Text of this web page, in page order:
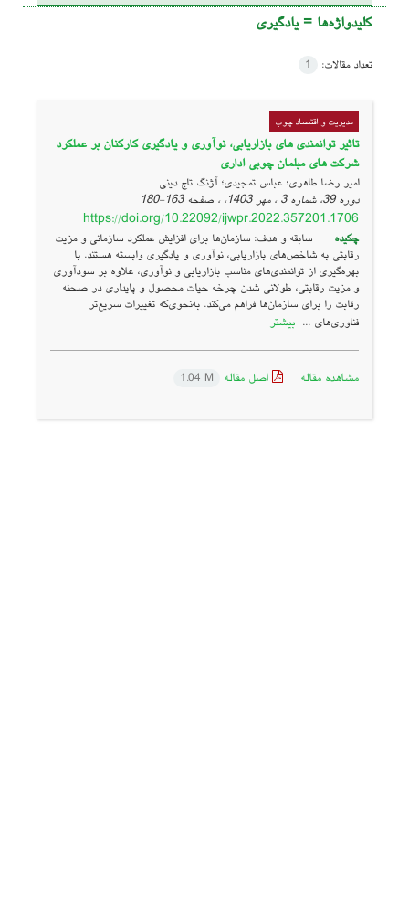
کلیدواژه‌ها =یادگیری
تعداد مقالات: 1
مدیریت و اقتصاد چوب
تاثیر توانمندی های بازاریابی، نوآوری و یادگیری کارکنان بر عملکرد
شرکت های مبلمان چوبی اداری
امیر رضا طاهری؛ عباس تمجیدی؛ آژنگ تاج دینی
دوره 39، شماره 3 ، مهر 1403، ، صفحه
163-180
https://doi.org/10.22092/ijwpr.2022.357201.1706
چکیده
سابقه و هدف: سازمان‌ها برای افزایش عملکرد سازمانی و مزیت
رقابتی به شاخص‌های بازاریابی، نوآوری و یادگیری وابسته هستند. با
بهره‌گیری از توانمندی‌های مناسب بازاریابی و نوآوری، علاوه بر سودآوری
و مزیت رقابتی، طولانی شدن چرخه حیات محصول و پایداری در صحنه
رقابت را برای سازمان‌ها فراهم می‌کند. به‌نحوی‌که تغییرات سریع‌تر
فناوری‌های ... بیشتر
مشاهده مقاله اصل مقاله 1.04 M